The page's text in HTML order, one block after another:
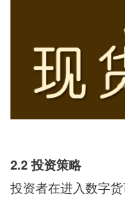
2.2 投资策略
投资者在进入数字